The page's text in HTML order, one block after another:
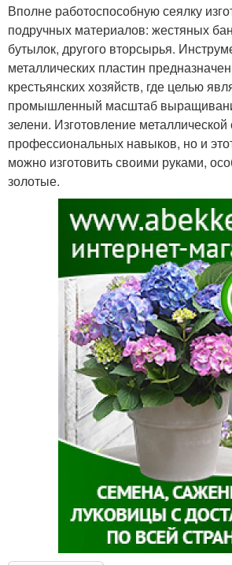
Вполне работоспособную сеялку
подручных материалов: жестяных
бутылок, другого вторсырья.
металлических пластин
крестьянских хозяйств, где целью
промышленный масштаб
зелени. Изготовление металлической
профессиональных навыков, но и
можно изготовить своими руками,
золотые.